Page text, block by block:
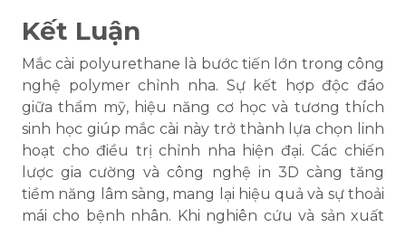
Kết Luận
Mắc cài polyurethane là bước tiến lớn trong công
nghệ polymer chỉnh nha. Sự kết hợp độc đáo
giữa thẩm mỹ, hiệu năng cơ học và tương thích
sinh học giúp mắc cài này trở thành lựa chọn linh
hoạt cho điều trị chỉnh nha hiện đại. Các chiến
lược gia cường và công nghệ in 3D càng tăng
tiềm năng lâm sàng, mang lại hiệu quả và sự thoải
mái cho bệnh nhân. Khi nghiên cứu và sản xuất